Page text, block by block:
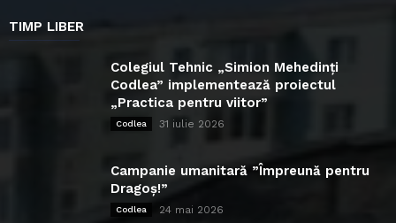
TIMP LIBER
Colegiul Tehnic „Simion Mehedinți
Codlea” implementează proiectul
„Practica pentru viitor”
Codlea 31 iulie 2026
Campanie umanitară ”Împreună pentru
Dragoș!”
Codlea 24 mai 2026